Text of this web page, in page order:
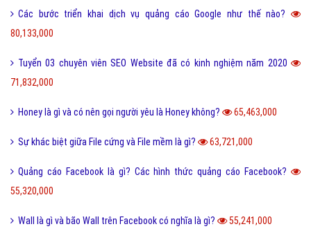
Các bước triển khai dịch vụ quảng cáo Google như thế nào?
80,133,000
Tuyển 03 chuyên viên SEO Website đã có kinh nghiệm năm 2020
71,832,000
Honey là gì và có nên gọi người yêu là Honey không? 65,463,000
Sự khác biệt giữa File cứng và File mềm là gì? 63,721,000
Quảng cáo Facebook là gì? Các hình thức quảng cáo Facebook?
55,320,000
Wall là gì và bão Wall trên Facebook có nghĩa là gì? 55,241,000